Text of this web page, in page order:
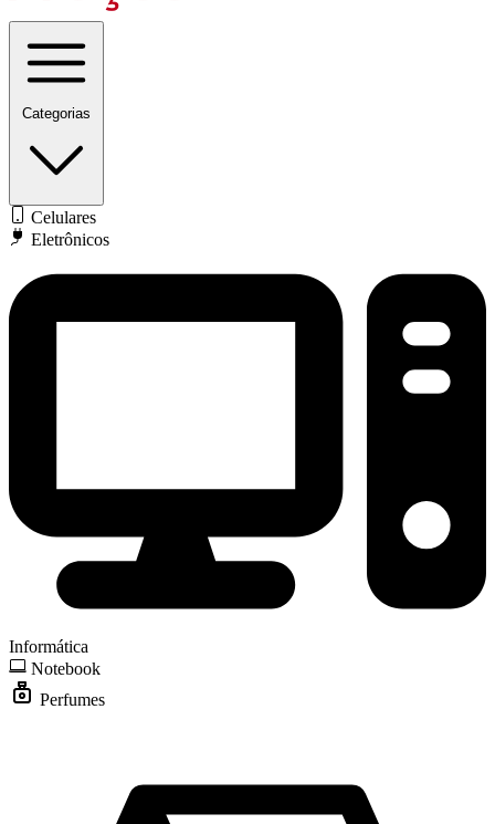
Categorias
Celulares
Eletrônicos
Informática
Notebook
Perfumes